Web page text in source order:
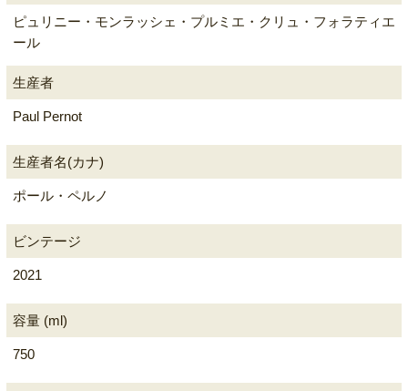
ピュリニー・モンラッシェ・プルミエ・クリュ・フォラティエ
ール
生産者
Paul Pernot
生産者名(カナ)
ポール・ペルノ
ビンテージ
2021
容量 (ml)
750